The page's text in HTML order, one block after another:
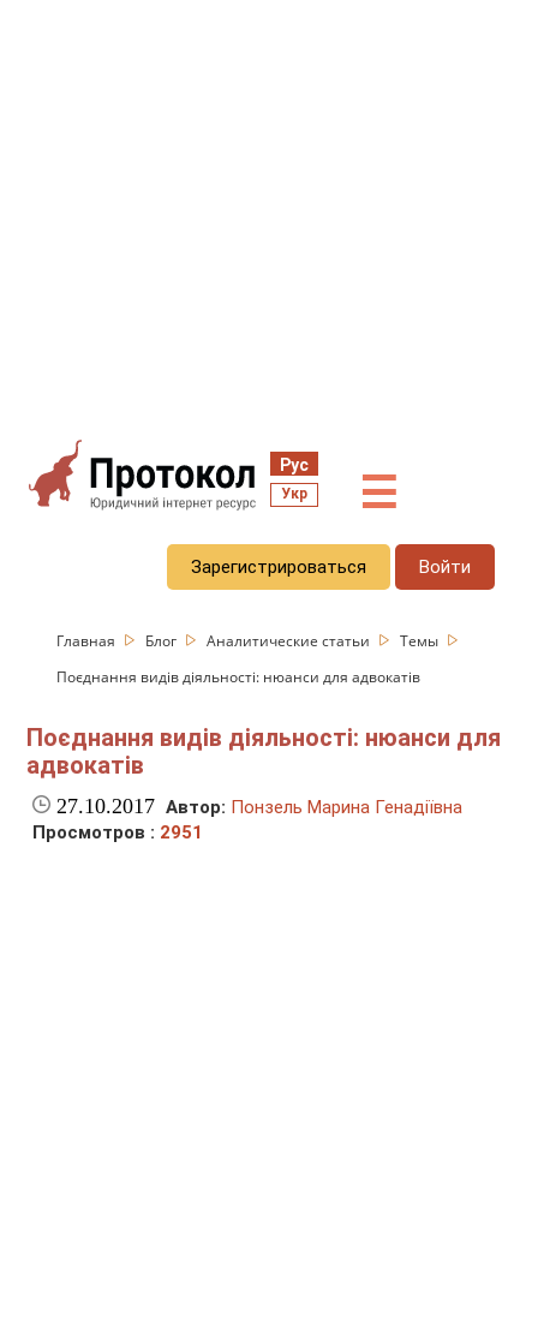
Рус
Укр ☰
Зарегистрироваться Войти
Главная Блог Аналитические статьи
Темы
Поєднання видів діяльності: нюанси для адвокатів
Поєднання видів діяльності: нюанси для
адвокатів
27.10.2017 Автор: Понзель Марина Генадіївна
Просмотров : 2951